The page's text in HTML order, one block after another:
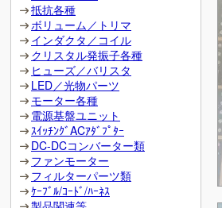
抵抗各種
ボリューム／トリマ
インダクタ／コイル
クリスタル発振子各種
ヒューズ／バリスタ
LED／光物パーツ
モーター各種
電源基盤ユニット
ｽｲｯﾁﾝｸﾞACｱﾀﾞﾌﾟﾀｰ
DC-DCコンバーター類
ファンモーター
フィルターパーツ類
ｹｰﾌﾞﾙ/ｺｰﾄﾞ/ﾊｰﾈｽ